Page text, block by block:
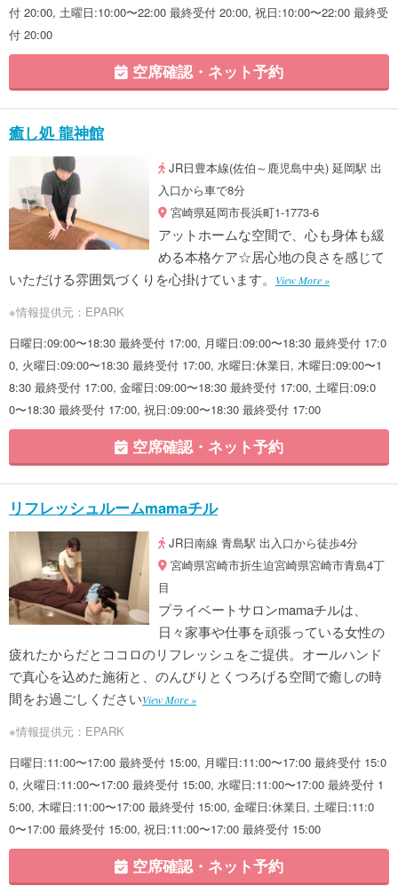
付 20:00, 土曜日:10:00〜22:00 最終受付 20:00, 祝日:10:00〜22:00 最終受
付 20:00
空席確認・ネット予約
癒し処 龍神館
JR日豊本線(佐伯～鹿児島中央) 延岡駅 出
入口から車で8分
宮崎県延岡市長浜町1-1773-6
アットホームな空間で、心も身体も緩
める本格ケア☆居心地の良さを感じて
いただける雰囲気づくりを心掛けています。
View More »
※情報提供元：EPARK
日曜日:09:00〜18:30 最終受付 17:00, 月曜日:09:00〜18:30 最終受付 17:0
0, 火曜日:09:00〜18:30 最終受付 17:00, 水曜日:休業日, 木曜日:09:00〜1
8:30 最終受付 17:00, 金曜日:09:00〜18:30 最終受付 17:00, 土曜日:09:0
0〜18:30 最終受付 17:00, 祝日:09:00〜18:30 最終受付 17:00
空席確認・ネット予約
リフレッシュルームmamaチル
JR日南線 青島駅 出入口から徒歩4分
宮崎県宮崎市折生迫宮崎県宮崎市青島4丁
目
プライベートサロンmamaチルは、
日々家事や仕事を頑張っている女性の
疲れたからだとココロのリフレッシュをご提供。オールハンド
で真心を込めた施術と、のんびりとくつろげる空間で癒しの時
間をお過ごしくださいView More »
※情報提供元：EPARK
日曜日:11:00〜17:00 最終受付 15:00, 月曜日:11:00〜17:00 最終受付 15:0
0, 火曜日:11:00〜17:00 最終受付 15:00, 水曜日:11:00〜17:00 最終受付 1
5:00, 木曜日:11:00〜17:00 最終受付 15:00, 金曜日:休業日, 土曜日:11:0
0〜17:00 最終受付 15:00, 祝日:11:00〜17:00 最終受付 15:00
空席確認・ネット予約